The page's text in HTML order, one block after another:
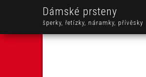
Dámské prsteny
šperky, řetízky, náramky, přívěsky